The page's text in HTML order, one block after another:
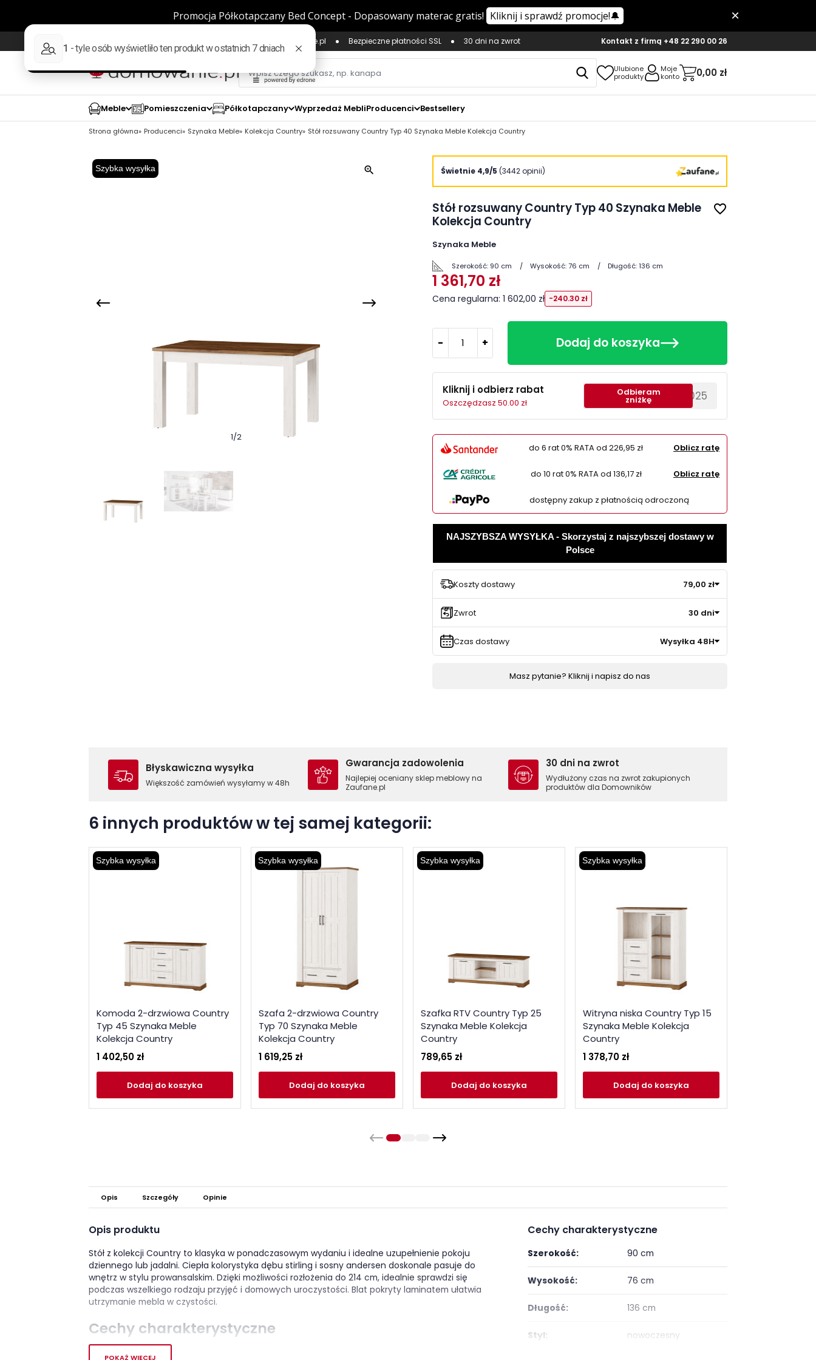
98% pozytywnych opinii według Zaufane.pl Bezpieczne płatności SSL 30 dni na zwrot Kontakt z firmą +48 22 290 00 26
Ulubione
produkty
Moje
konto
0,00 zł
Meble Pomieszczenia Półkotapczany Wyprzedaż MebliProducenci Bestsellery
Strona główna Producenci Szynaka Meble Kolekcja Country Stół rozsuwany Country Typ 40 Szynaka Meble Kolekcja Country
Szybka wysyłka
1/2
zoom_in Świetnie 4,9/5 (3442 opinii)
Stół rozsuwany Country Typ 40 Szynaka Meble
Kolekcja Country
favorite_border
Szynaka Meble
Szerokość: 90 cm Wysokość:76 cm Długość:136 cm
1 361,70 zł
Cena regularna: 1 602,00 zł -240.30 zł
- + Dodaj do koszyka
Kliknij i odbierz rabat
Oszczędzasz 50.00 zł ********EWS2025
Odbieram
zniżkę
do 6 rat 0% RATA od 226,95 zł Oblicz ratę
do 10 rat 0% RATA od 136,17 zł Oblicz ratę
dostępny zakup z płatnością odroczoną
NAJSZYBSZA WYSYŁKA - Skorzystaj z najszybszej dostawy w
Polsce
Koszty dostawy 79,00 zł
Zwrot 30 dni
Czas dostawy Wysyłka 48H
Masz pytanie? Kliknij i napisz do nas
Błyskawiczna wysyłka
Większość zamówień wysyłamy w 48h
Gwarancja zadowolenia
Najlepiej oceniany sklep meblowy na
Zaufane.pl
30 dni na zwrot
Wydłużony czas na zwrot zakupionych
produktów dla Domowników
6 innych produktów w tej samej kategorii:
Szybka wysyłka
Komoda 2-drzwiowa Country
Typ 45 Szynaka Meble
Kolekcja Country
1 402,50 zł
Dodaj do koszyka
Szybka wysyłka
Szafa 2-drzwiowa Country
Typ 70 Szynaka Meble
Kolekcja Country
1 619,25 zł
Dodaj do koszyka
Szybka wysyłka
Szafka RTV Country Typ 25
Szynaka Meble Kolekcja
Country
789,65 zł
Dodaj do koszyka
Szybka wysyłka
Witryna niska Country Typ 15
Szynaka Meble Kolekcja
Country
1 378,70 zł
Dodaj do koszyka
Opis Szczegóły Opinie
Opis produktu
Stół z kolekcji Country to klasyka w ponadczasowym wydaniu i idealne uzupełnienie pokoju
dziennego lub jadalni. Ciepła kolorystyka dębu stirling i sosny andersen doskonale pasuje do
wnętrz w stylu prowansalskim. Dzięki możliwości rozłożenia do 214 cm, idealnie sprawdzi się
podczas wszelkiego rodzaju przyjęć i domowych uroczystości. Blat pokryty laminatem ułatwia
utrzymanie mebla w czystości.
Cechy charakterystyczne
stół rozkładany
Cechy charakterystyczne
Szerokość: 90 cm
Wysokość: 76 cm
Długość: 136 cm
Styl: nowoczesny
POKAŻ WIĘCEJ